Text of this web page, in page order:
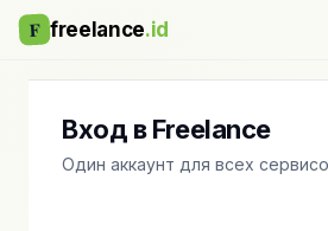
F freelance.id
Вход в Freelance
Один аккаунт для всех